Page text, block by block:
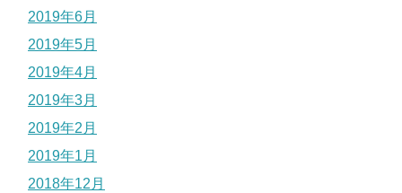
2019年6月
2019年5月
2019年4月
2019年3月
2019年2月
2019年1月
2018年12月